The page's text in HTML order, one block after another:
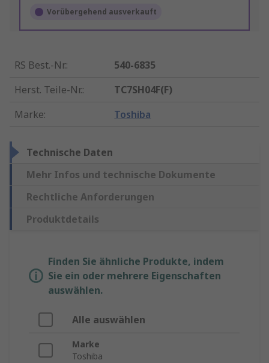
Vorübergehend ausverkauft
RS Best.-Nr.:
540-6835
Herst. Teile-Nr.:
TC7SH04F(F)
Marke: Toshiba
Technische Daten
Mehr Infos und technische Dokumente
Rechtliche Anforderungen
Produktdetails
Finden Sie ähnliche Produkte, indem
Sie ein oder mehrere Eigenschaften
auswählen.
Alle auswählen
Marke
Toshiba